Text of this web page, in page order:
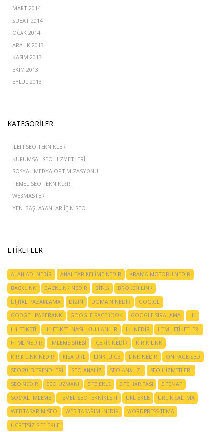
MART 2014
ŞUBAT 2014
OCAK 2014
ARALIK 2013
KASIM 2013
EKIM 2013
EYLÜL 2013
KATEGORILER
İLERI SEO TEKNIKLERI
KURUMSAL SEO HIZMETLERI
SOSYAL MEDYA OPTIMIZASYONU
TEMEL SEO TEKNIKLERI
WEBMASTER
YENI BAŞLAYANLAR IÇIN SEO
ETIKETLER
ALAN ADI NEDIR ANAHTAR KELIME NEDIR
ARAMA MOTORU NEDIR
BACKLINK
BACKLINK NEDIR BIT-LY
BROKEN LINK
DIJITAL PAZARLAMA
DIZIN DOMAIN NEDIR
GOO.GL
GOOGEL PAGERANK
GOOGLE FACEBOOK GOOGLE SIRALAMA
H1
H1 ETIKETI
H1 ETIKETI NASIL KULLANILIR H1 NEDIR
HTML ETIKETLERI
HTML NEDIR
IMLEME SITESI IÇERIK NEDIR
KIRIK LINK
KIRIK LINK NEDIR
KISA URL LINK JUICE LINK NEDIR
ON-PAGE SEO
SEO 2013 TRENDLERI
SEO ANALIZ SEO ANALIZI
SEO HIZMETLERI
SEO NEDIR
SEO UZMANI SITE EKLE SITE HARITASI
SITEMAP
SOSYAL IMLEME
TEMEL SEO TEKNIKLERI URL EKLE
URL KISALTMA
WEB TASARIM SEO
WEB TASARIMI NEDIR
WORDPRESS TEMA
ÜCRETSIZ SITE EKLE